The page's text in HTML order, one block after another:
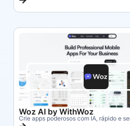
Woz AI by WithWoz
Crie apps poderosos com IA, rápido e